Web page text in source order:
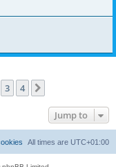
3 4
Jump to
All times are UTC+01:00